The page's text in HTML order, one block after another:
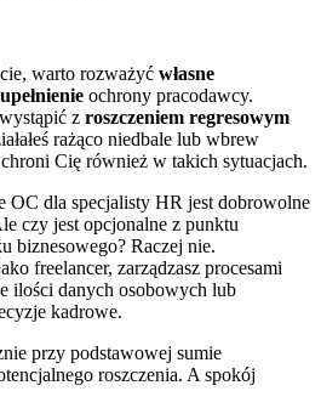
warto rozważyć własne
ochrony pracodawcy.
z roszczeniem regresowym
rażąco niedbale lub wbrew
Cię również w takich sytuacjach.
OC dla specjalisty HR jest dobrowolne
czy jest opcjonalne z punktu
biznesowego? Raczej nie.
freelancer, zarządzasz procesami
ilości danych osobowych lub
kadrowe.
przy podstawowej sumie
roszczenia. A spokój